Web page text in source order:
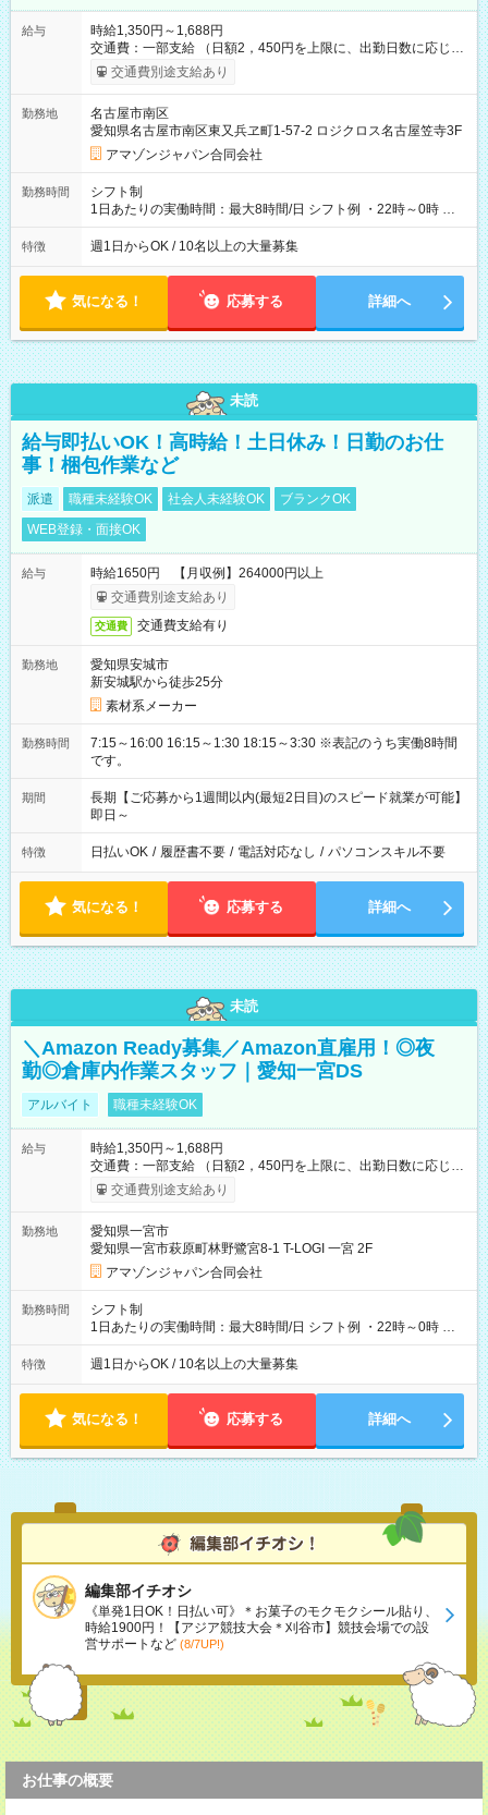
給与
時給1,350円～1,688円
交通費：一部支給 （日額2，450円を上限に、出勤日数に応じて
実費支給） ※22:00～翌5:00までは時給25%UP！ ■給与前払い
制度あり ※前払い額の上限あり、手数料無料（Amazon負担）
交通費別途支給あり
勤務地
名古屋市南区
愛知県名古屋市南区東又兵ヱ町1-57-2 ロジクロス名古屋笠寺3F
アマゾンジャパン合同会社
勤務時間
シフト制
1日あたりの実働時間：最大8時間/日 シフト例 ・22時～0時 入
社後、就業可能シフトをご確認の上、申請してください。
特徴 週1日からOK / 10名以上の大量募集
気になる！ 応募する 詳細へ
未読
給与即払いOK！高時給！土日休み！日勤のお仕
事！梱包作業など
派遣 職種未経験OK 社会人未経験OK
ブランクOK
WEB登録・面接OK
給与
時給1650円 【月収例】264000円以上
交通費別途支給あり
交通費 交通費支給有り
勤務地
愛知県安城市
新安城駅から徒歩25分
素材系メーカー
勤務時間
7:15～16:00 16:15～1:30 18:15～3:30 ※表記のうち実働8時間
です。
期間
長期【ご応募から1週間以内(最短2日目)のスピード就業が可能】
即日～
特徴 日払いOK / 履歴書不要 / 電話対応なし / パソコンスキル不要
気になる！ 応募する 詳細へ
未読
＼Amazon Ready募集／Amazon直雇用！◎夜
勤◎倉庫内作業スタッフ｜愛知一宮DS
アルバイト 職種未経験OK
給与
時給1,350円～1,688円
交通費：一部支給 （日額2，450円を上限に、出勤日数に応じて
実費支給） ※22:00～翌5:00までは時給25%UP！ ■給与前払い
制度あり ※前払い額の上限あり、手数料無料（Amazon負担）
交通費別途支給あり
勤務地
愛知県一宮市
愛知県一宮市萩原町林野鷺宮8-1 T-LOGI 一宮 2F
アマゾンジャパン合同会社
勤務時間
シフト制
1日あたりの実働時間：最大8時間/日 シフト例 ・22時～0時 入
社後、就業可能シフトをご確認の上、申請してください。
特徴 週1日からOK / 10名以上の大量募集
気になる！ 応募する 詳細へ
編集部イチオシ
《単発1日OK！日払い可》＊お菓子のモクモクシール貼り、
時給1900円！【アジア競技大会＊刈谷市】競技会場での設
営サポートなど (8/7UP!)
お仕事の概要